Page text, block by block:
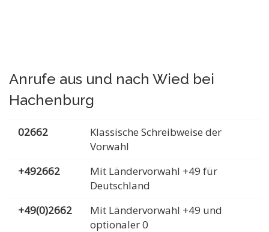
Anrufe aus und nach Wied bei
Hachenburg
02662
Klassische Schreibweise der
Vorwahl
+492662
Mit Ländervorwahl +49 für
Deutschland
+49(0)2662
Mit Ländervorwahl +49 und
optionaler 0